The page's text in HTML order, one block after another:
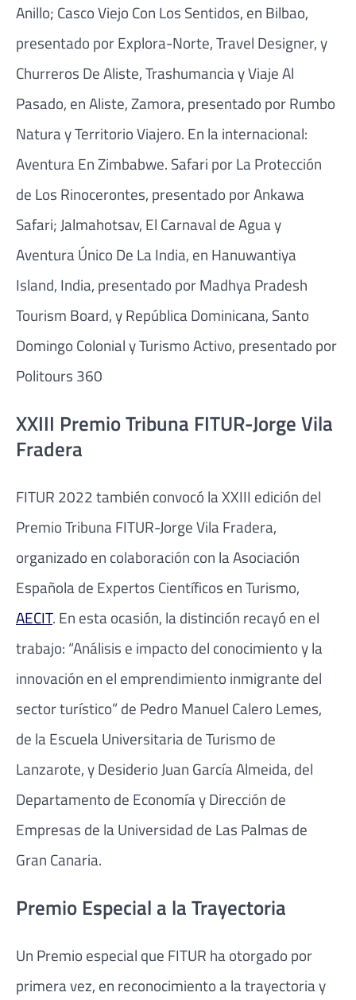
Anillo; Casco Viejo Con Los Sentidos, en Bilbao,
presentado por Explora-Norte, Travel Designer, y
Churreros De Aliste, Trashumancia y Viaje Al
Pasado, en Aliste, Zamora, presentado por Rumbo
Natura y Territorio Viajero. En la internacional:
Aventura En Zimbabwe. Safari por La Protección
de Los Rinocerontes, presentado por Ankawa
Safari; Jalmahotsav, El Carnaval de Agua y
Aventura Único De La India, en Hanuwantiya
Island, India, presentado por Madhya Pradesh
Tourism Board, y República Dominicana, Santo
Domingo Colonial y Turismo Activo, presentado por
Politours 360
XXIII Premio Tribuna FITUR-Jorge Vila
Fradera
FITUR 2022 también convocó la XXIII edición del
Premio Tribuna FITUR-Jorge Vila Fradera,
organizado en colaboración con la Asociación
Española de Expertos Científicos en Turismo,
AECIT. En esta ocasión, la distinción recayó en el
trabajo: “Análisis e impacto del conocimiento y la
innovación en el emprendimiento inmigrante del
sector turístico” de Pedro Manuel Calero Lemes,
de la Escuela Universitaria de Turismo de
Lanzarote, y Desiderio Juan García Almeida, del
Departamento de Economía y Dirección de
Empresas de la Universidad de Las Palmas de
Gran Canaria.
Premio Especial a la Trayectoria
Un Premio especial que FITUR ha otorgado por
primera vez, en reconocimiento a la trayectoria y